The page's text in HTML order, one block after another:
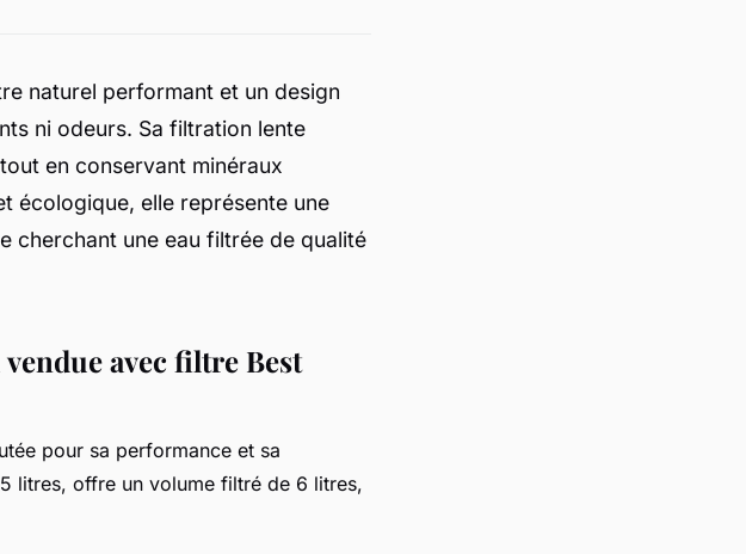
naturel performant et un design
ni odeurs. Sa filtration lente
en conservant minéraux
écologique, elle représente une
cherchant une eau filtrée de qualité
avec filtre Best
pour sa performance et sa
litres, offre un volume filtré de 6 litres,